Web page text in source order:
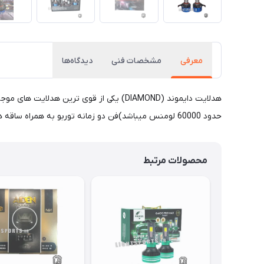
معرفی مشخصات فنی دیدگاه‌ها
حدود 60000 لومنس میباشد)فن دو زمانه توربو به همراه ساقه های مسی در کنار PCB تمام مس با ضخامت 3 میلیمتر ، سیستم هیتسینک و خنک سازی قدرتمندی برای این هدلایت فراهم کرده است
محصولات مرتبط